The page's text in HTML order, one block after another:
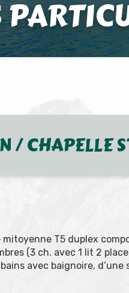
/ CHAPELLE
T5 duplex
(3 ch. avec 1 lit 2
avec baignoire,